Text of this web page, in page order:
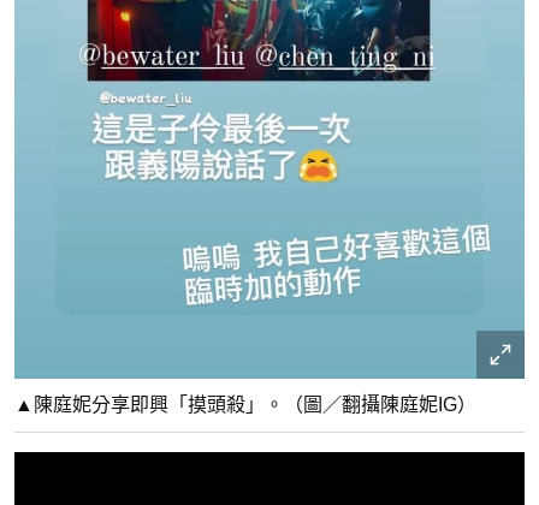
▲陳庭妮分享即興「摸頭殺」。（圖／翻攝陳庭妮IG）